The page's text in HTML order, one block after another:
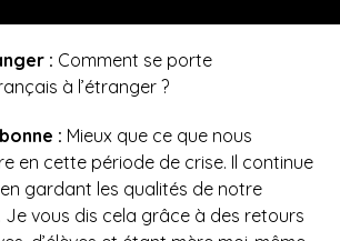
: Comment se porte
à l’étranger ?
: Mieux que ce que nous
en cette période de crise. Il continue
gardant les qualités de notre
vous dis cela grâce à des retours